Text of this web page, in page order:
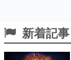
新着記事